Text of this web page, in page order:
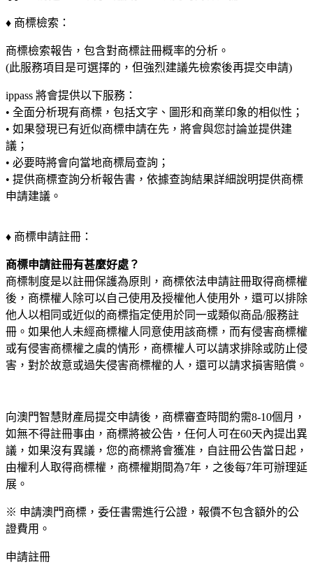
♦ 商標檢索：
商標檢索報告，包含對商標註冊概率的分析。
(此服務項目是可選擇的，但強烈建議先檢索後再提交申請)
ippass 將會提供以下服務：
• 全面分析現有商標，包括文字、圖形和商業印象的相似性；
• 如果發現已有近似商標申請在先，將會與您討論並提供建
議；
• 必要時將會向當地商標局查詢；
• 提供商標查詢分析報告書，依據查詢結果詳細說明提供商標
申請建議。
♦ 商標申請註冊：
商標申請註冊有甚麼好處？
商標制度是以註冊保護為原則，商標依法申請註冊取得商標權
後，商標權人除可以自己使用及授權他人使用外，還可以排除
他人以相同或近似的商標指定使用於同一或類似商品/服務註
冊。如果他人未經商標權人同意使用該商標，而有侵害商標權
或有侵害商標權之虞的情形，商標權人可以請求排除或防止侵
害，對於故意或過失侵害商標權的人，還可以請求損害賠償。
向澳門智慧財產局提交申請後，商標審查時間約需8-10個月，
如無不得註冊事由，商標將被公告，任何人可在60天內提出異
議，如果沒有異議，您的商標將會獲准，自註冊公告當日起，
由權利人取得商標權，商標權期間為7年，之後每7年可辦理延
展。
※ 申請澳門商標，委任書需進行公證，報價不包含額外的公
證費用。
申請註冊